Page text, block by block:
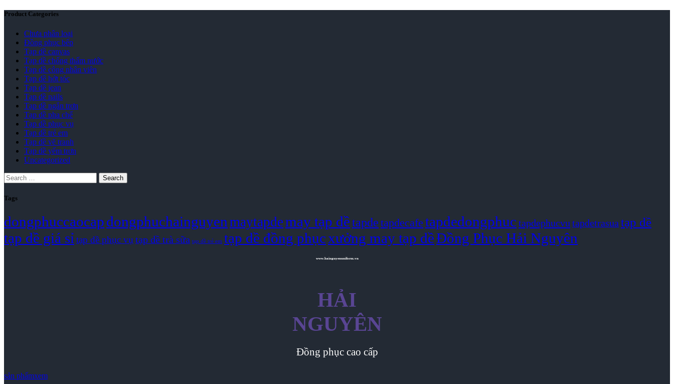
Product Categories
Chưa phân loại
Đồng phục bếp
Tạp dề canvas
Tạp dề chống thấm nước
Tạp dề công nhân viên
Tạp dề hớt tóc
Tạp dề jean
Tạp dề nails
Tạp dề ngắn trơn
Tạp dề pha chế
Tạp dề phục vụ
Tạp dề trẻ em
Tạp dề vẽ tranh
Tạp dề yếm trơn
Uncategorized
Search
Tags
dongphuccaocapdongphuchainguyen maytapdemay tạp dềtapde tapdecafe tapdedongphuc tapdephucvu tapdetrasua tạp dề
tạp dề giá sỉ tạp dề phục vụ tạp dề trà sữa tạp dề trẻ em tạp dề đồng phụcxưởng may tạp dềĐồng Phục Hải Nguyên
www.hainguyenuniform.vn
HẢI
NGUYÊN
Đồng phục cao cấp
sản phẩmxem